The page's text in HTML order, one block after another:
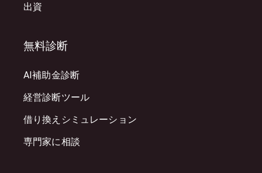
出資
無料診断
AI補助金診断
経営診断ツール
借り換えシミュレーション
専門家に相談